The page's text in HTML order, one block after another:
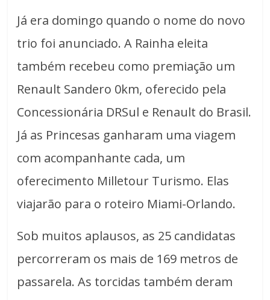
Já era domingo quando o nome do novo
trio foi anunciado. A Rainha eleita
também recebeu como premiação um
Renault Sandero 0km, oferecido pela
Concessionária DRSul e Renault do Brasil.
Já as Princesas ganharam uma viagem
com acompanhante cada, um
oferecimento Milletour Turismo. Elas
viajarão para o roteiro Miami-Orlando.
Sob muitos aplausos, as 25 candidatas
percorreram os mais de 169 metros de
passarela. As torcidas também deram